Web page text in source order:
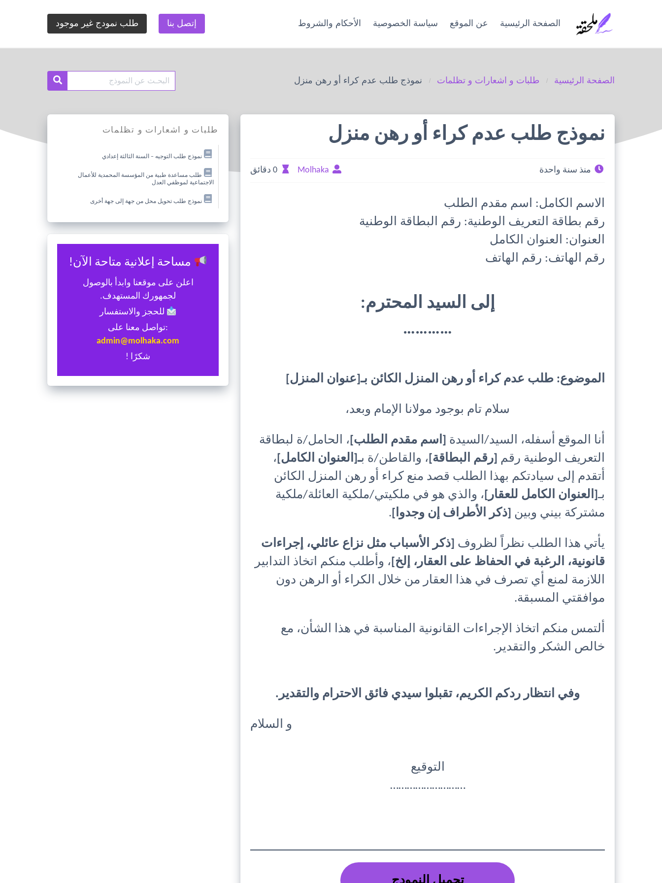
الصفحة الرئيسية عن الموقع سياسة الخصوصية الأحكام والشروط إتصل بنا طلب نمودج غير موجود
الصفحة الرئيسية طلبات و اشعارات و تظلمات نموذج طلب عدم كراء أو رهن منزل
Search
Search
طلبات و اشعارات و تظلمات
نموذج طلب التوجيه – السنة الثالثة إعدادي
طلب مساعدة طبية من المؤسسة المحمدية للأعمال
الاجتماعية لموظفي العدل
نموذج طلب تحويل محل من جهة إلى جهة أخرى
مساحة إعلانية متاحة الآن!
اعلن على موقعنا وابدأ بالوصول
لجمهورك المستهدف.
للحجز والاستفسار
:تواصل معنا على
admin@molhaka.com
شكرًا !
نموذج طلب عدم كراء أو رهن منزل
منذ سنة واحدة Molhaka 0 دقائق
الاسم الكامل: اسم مقدم الطلب
رقم بطاقة التعريف الوطنية: رقم البطاقة الوطنية
العنوان: العنوان الكامل
رقم الهاتف: رقم الهاتف
إلى السيد المحترم:
…………
الموضوع: طلب عدم كراء أو رهن المنزل الكائن بـ[عنوان المنزل]
سلام تام بوجود مولانا الإمام وبعد،
أنا الموقع أسفله، السيد/السيدة [اسم مقدم الطلب] ، الحامل/ة لبطاقة
التعريف الوطنية رقم [رقم البطاقة] ، والقاطن/ة بـ[العنوان الكامل] ،
أتقدم إلى سيادتكم بهذا الطلب قصد منع كراء أو رهن المنزل الكائن
بـ[العنوان الكامل للعقار] ، والذي هو في ملكيتي/ملكية العائلة/ملكية
مشتركة بيني وبين [ذكر الأطراف إن وجدوا] .
يأتي هذا الطلب نظراً لظروف [ذكر الأسباب مثل نزاع عائلي، إجراءات
قانونية، الرغبة في الحفاظ على العقار، إلخ] ، وأطلب منكم اتخاذ التدابير
اللازمة لمنع أي تصرف في هذا العقار من خلال الكراء أو الرهن دون
موافقتي المسبقة.
ألتمس منكم اتخاذ الإجراءات القانونية المناسبة في هذا الشأن، مع
خالص الشكر والتقدير.
وفي انتظار ردكم الكريم، تقبلوا سيدي فائق الاحترام والتقدير.
و السلام
التوقيع
………………………